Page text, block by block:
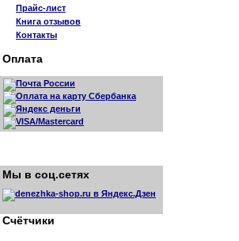
Прайс-лист
Книга отзывов
Контакты
Оплата
Мы в соц.сетях
Счётчики